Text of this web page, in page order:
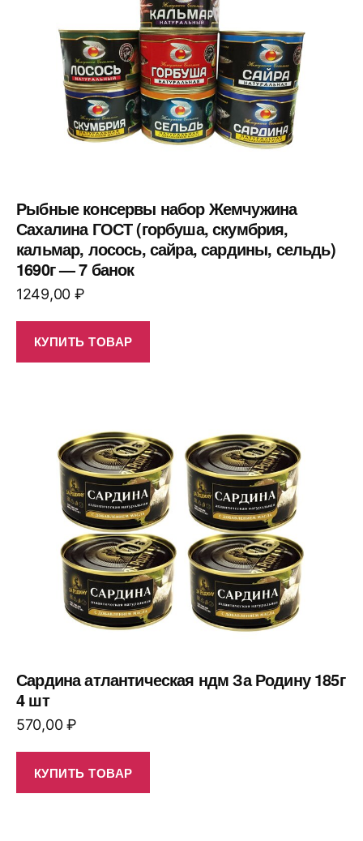
Рыбные консервы набор Жемчужина
Сахалина ГОСТ (горбуша, скумбрия,
кальмар, лосось, сайра, сардины, сельдь)
1690г — 7 банок
1249,00 ₽
КУПИТЬ ТОВАР
Сардина атлантическая ндм За Родину 185г
4 шт
570,00₽
КУПИТЬ ТОВАР